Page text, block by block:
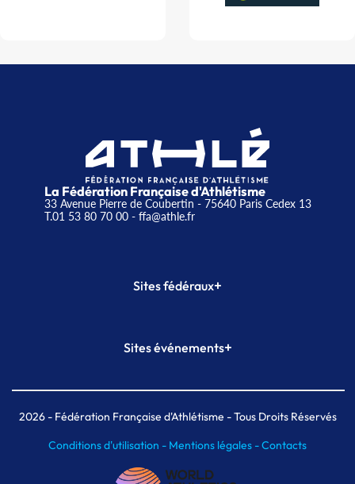
La Fédération Française d'Athlétisme
33 Avenue Pierre de Coubertin - 75640 Paris Cedex 13
T.01 53 80 70 00- ffa@athle.fr
Sites fédéraux+
Plateforme Formation
Sites événements+
Meeting de Paris indoor
MAIF Ekiden de Paris
2026- Fédération Française d'Athlétisme - Tous Droits Réservés
Conditions d'utilisation - Mentions légales -Contacts